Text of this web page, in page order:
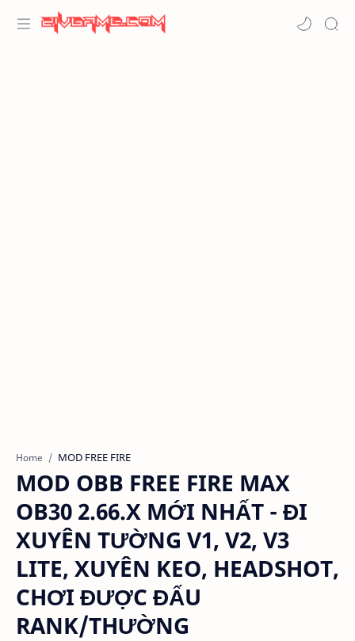
Home MOD FREE FIRE
MOD OBB FREE FIRE MAX
OB30 2.66.X MỚI NHẤT - ĐI
XUYÊN TƯỜNG V1, V2, V3
LITE, XUYÊN KEO, HEADSHOT,
CHƠI ĐƯỢC ĐẤU
RANK/THƯỜNG